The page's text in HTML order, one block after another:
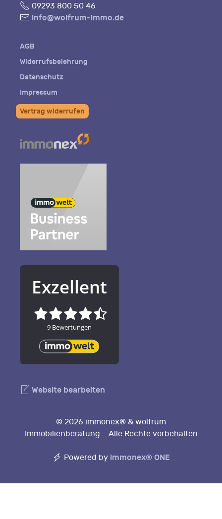
Fon09293 800 50 46
E- info@wolfrum-immo.de
AGB
Widerrufsbelehrung
Datenschutz
Impressum
Vertrag widerrufen
Website bearbeiten
© 2026 immonex® & wolfrum
Immobilienberatung – Alle Rechte vorbehalten
Powered by immonex® ONE